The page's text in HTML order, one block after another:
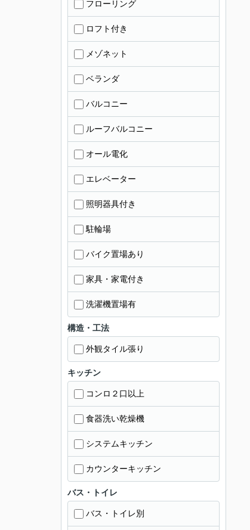
フローリング
ロフト付き
メゾネット
ベランダ
バルコニー
ルーフバルコニー
オール電化
エレベーター
照明器具付き
駐輪場
バイク置場あり
家具・家電付き
洗濯機置場有
構造・工法
外観タイル張り
キッチン
コンロ２口以上
食器洗い乾燥機
システムキッチン
カウンターキッチン
バス・トイレ
バス・トイレ別